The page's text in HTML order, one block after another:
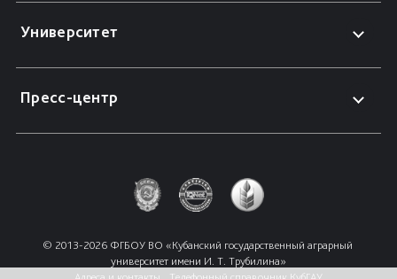
Университет
Пресс-центр
© 2013-2026 ФГБОУ ВО «Кубанский государственный аграрный
университет имени И. Т. Трубилина»